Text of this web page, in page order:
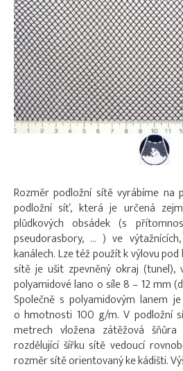
Rozměr podložní sítě vyrábíme na
podložní síť, která je určená
plůdkových obsádek (s
pseudorasbory, … ) ve
kanálech. Lze též použít k výlovu
sítě je ušit zpevněný okraj (tunel),
polyamidové lano o síle 8 – 12 mm
Společně s polyamidovým lanem
o hmotnosti 100 g/m. V podložní
metrech vložena zátěžová
rozdělující šířku sítě vedoucí
rozměr sítě orientovaný ke kádišti.